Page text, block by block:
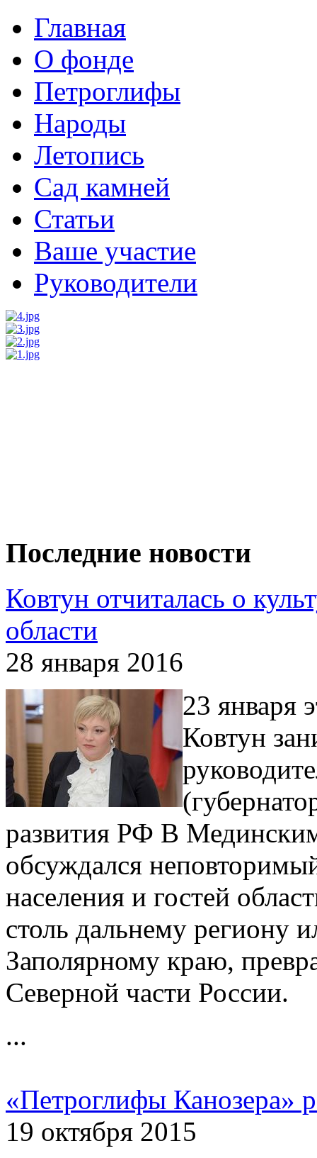
Главная
О фонде
Петроглифы
Народы
Летопись
Сад камней
Статьи
Ваше участие
Руководители
Последние новости
Ковтун отчиталась о
области
28 января 2016
23 января
Ковтун
развития РФ В
обсуждался
населения и гостей
столь дальнему региону
Заполярному краю,
Северной части России.
...
«Петроглифы Канозера»
19 октября 2015